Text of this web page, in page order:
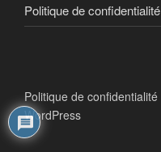
Politique de confidentialité
Politique de confidentialité
WordPress